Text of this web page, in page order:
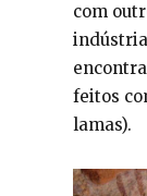
com
feitos
lamas).